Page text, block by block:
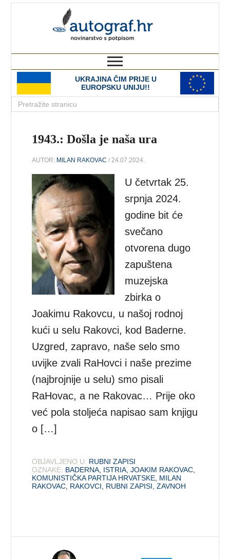
UKRAJINA ČIM PRIJE U
EUROPSKU UNIJU!!
1943.: Došla je naša ura
AUTOR: MILAN RAKOVAC / 24.07.2024.
U četvrtak 25.
srpnja 2024.
godine bit će
svečano
otvorena dugo
zapuštena
muzejska
zbirka o
Joakimu Rakovcu, u našoj rodnoj
kući u selu Rakovci, kod Baderne.
Uzgred, zapravo, naše selo smo
uvijke zvali RaHovci i naše prezime
(najbrojnije u selu) smo pisali
RaHovac, a ne Rakovac… Prije oko
već pola stoljeća napisao sam knjigu
o […]
OBJAVLJENO U: RUBNI ZAPISI
OZNAKE: BADERNA ISTRIA ,JOAKIM RAKOVAC
KOMUNISTIČKA PARTIJA HRVATSKE MILAN
RAKOVAC RAKOVCI RUBNI ZAPISI ,ZAVNOH